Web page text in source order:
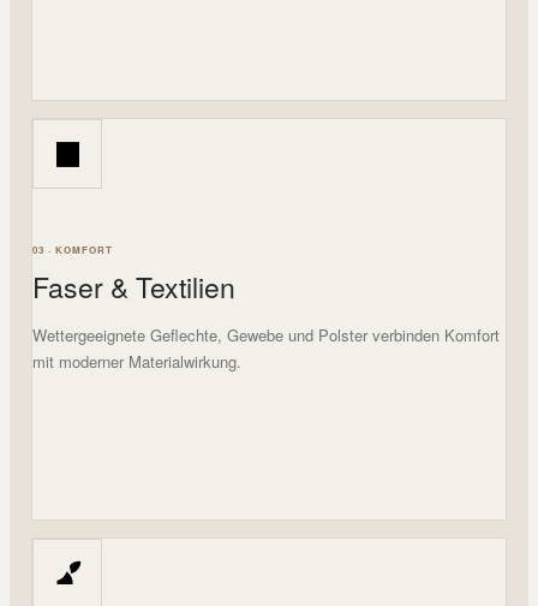
03 · KOMFORT
Faser & Textilien
Wettergeeignete Geflechte, Gewebe und Polster verbinden Komfort
mit moderner Materialwirkung.